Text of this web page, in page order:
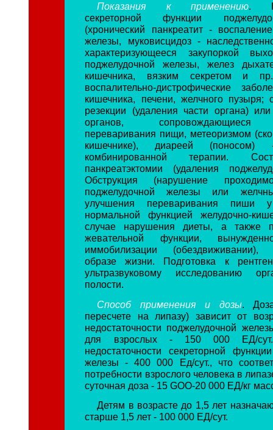
Показания к применению.
секреторной функции
(хронический панкреатит -
железы, муковисцидоз -
характеризующееся закупоркой
поджелудочной железы, желез
кишечника, вязким секретом и
воспалительно-дистрофические
кишечника, печени, желчного пузыря;
резекции (удаления части органа)
органов, сопровождающиеся
переваривания пищи, метеоризмом
кишечнике), диареей
комбинированной терапии.
панкреатэктомии (удаления
Обструкция (нарушение
поджелудочной железы или
улучшения переваривания пиши
нормальной функцией желудочно-
случае нарушения диеты, а также
жевательной функции,
иммобилизации (обездвиживании),
образе жизни. Подготовка к
ультразвуковому исследованию
полости.
Способ применения и дозы.
пересчете на липазу) зависит от
недостаточности поджелудочной
для взрослых - 150 000 ЕД/
недостаточности секреторной
железы - 400 000 Ед/сут., что
потребности взрослого человека в
суточная доза - 15 GOO-20 000 ЕД/кг
Детям в возрасте до 1,5 лет
старше 1,5 лет - 100 000 ЕД/сут.